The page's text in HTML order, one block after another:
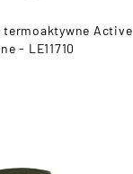
Active
- LE11710